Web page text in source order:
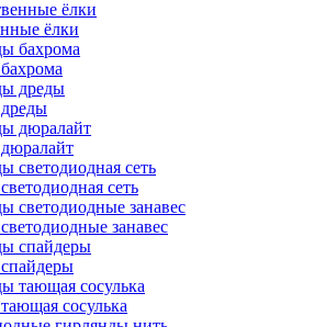
ёлки
сеть
занавес
сосулька